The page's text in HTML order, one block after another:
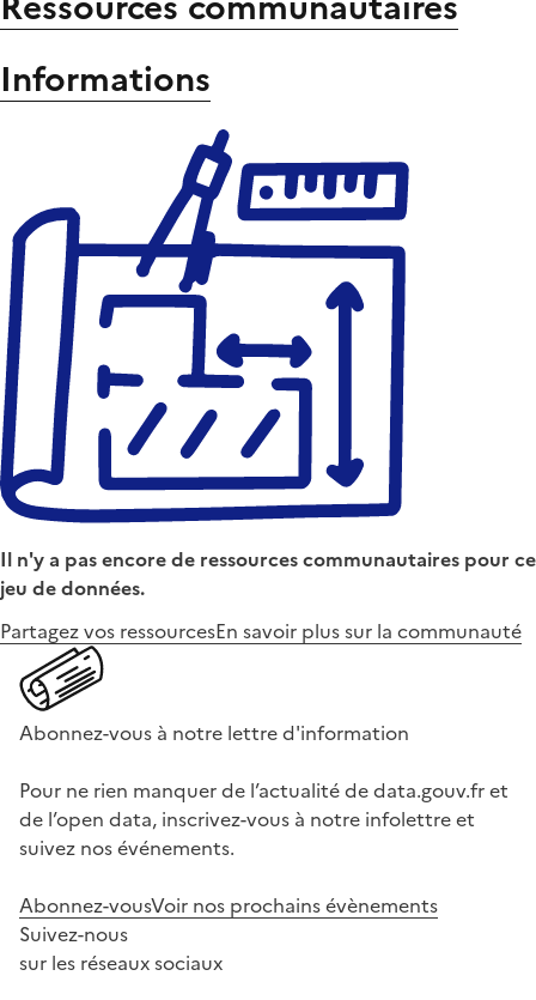
Informations
Il n'y a pas encore de ressources communautaires pour ce
jeu de données.
Partagez vos ressourcesEn savoir plus sur la communauté
Abonnez-vous à notre lettre d'information
Pour ne rien manquer de l’actualité de data.gouv.fr et
de l’open data, inscrivez-vous à notre infolettre et
suivez nos événements.
Abonnez-vousVoir nos prochains évènements
Suivez-nous
sur les réseaux sociaux